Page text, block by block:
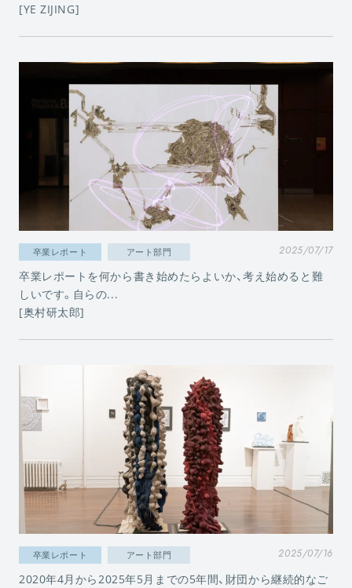
[YE ZIJING]
卒業レポート アート部門 2025/07/17
卒業レポートを何から書き始めたらよいか、考え始めると難
しいです。自らの...
[奥村研太郎]
卒業レポート アート部門 2025/07/16
2020年4月から2025年5月までの5年間、財団から継続的なご